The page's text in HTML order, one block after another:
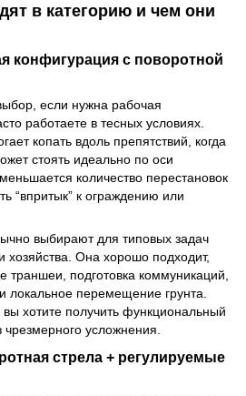
в категорию и чем они
конфигурация с поворотной
если нужна рабочая
работаете в тесных условиях.
копать вдоль препятствий, когда
стоять идеально по оси
количество перестановок
“впритык” к ограждению или
выбирают для типовых задач
хозяйства. Она хорошо подходит,
траншеи, подготовка коммуникаций,
локальное перемещение грунта.
хотите получить функциональный
усложнения.
стрела + регулируемые